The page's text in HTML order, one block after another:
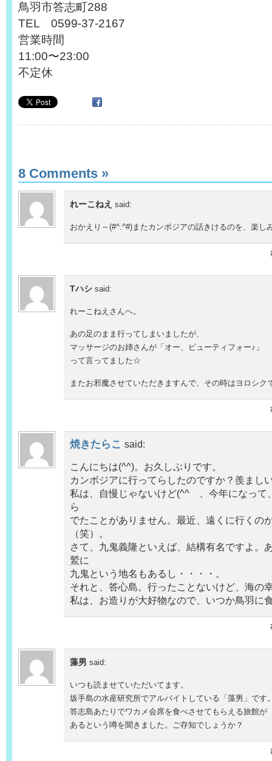
鳥羽市答志町288
TEL 0599-37-2167
営業時間
11:00〜23:00
不定休
8 Comments »
れーこねえ said:
おかえり～(#^.^#)またカンボジアの話きけるのを、楽し
Tハシ said:
れーこねえさんへ。
あの足のまま行ってしまいましたが、
マッサージのお姉さんが「オー、ビューティフォー♪」
って言ってました☆
またお邪魔させていただきますんで、その時はヨロシク
焼きたらこ said:
こんにちは(^^)。お久しぶりです。
カンボジアに行ってらしたのですか？羨まし
私は、自慢じゃないけど(^^ゞ、今年になって
ら
でたことがありません。最近、遠くに行くの
（笑）。
さて、九鬼義隆といえば、結構有名ですよ。
鷲に
九鬼という地名もあるし・・・・。
それと、答心島。行ったことないけど、海の
私は、お造りが大好物なので、いつか鳥羽に
藻男 said:
いつも読ませていただいてます。
坂手島の水産研究所でアルバイトしている「藻男」です
答志島あたりでワカメ会席を食べさせてもらえる旅館が
あるという噂を聞きました。ご存知でしょうか？